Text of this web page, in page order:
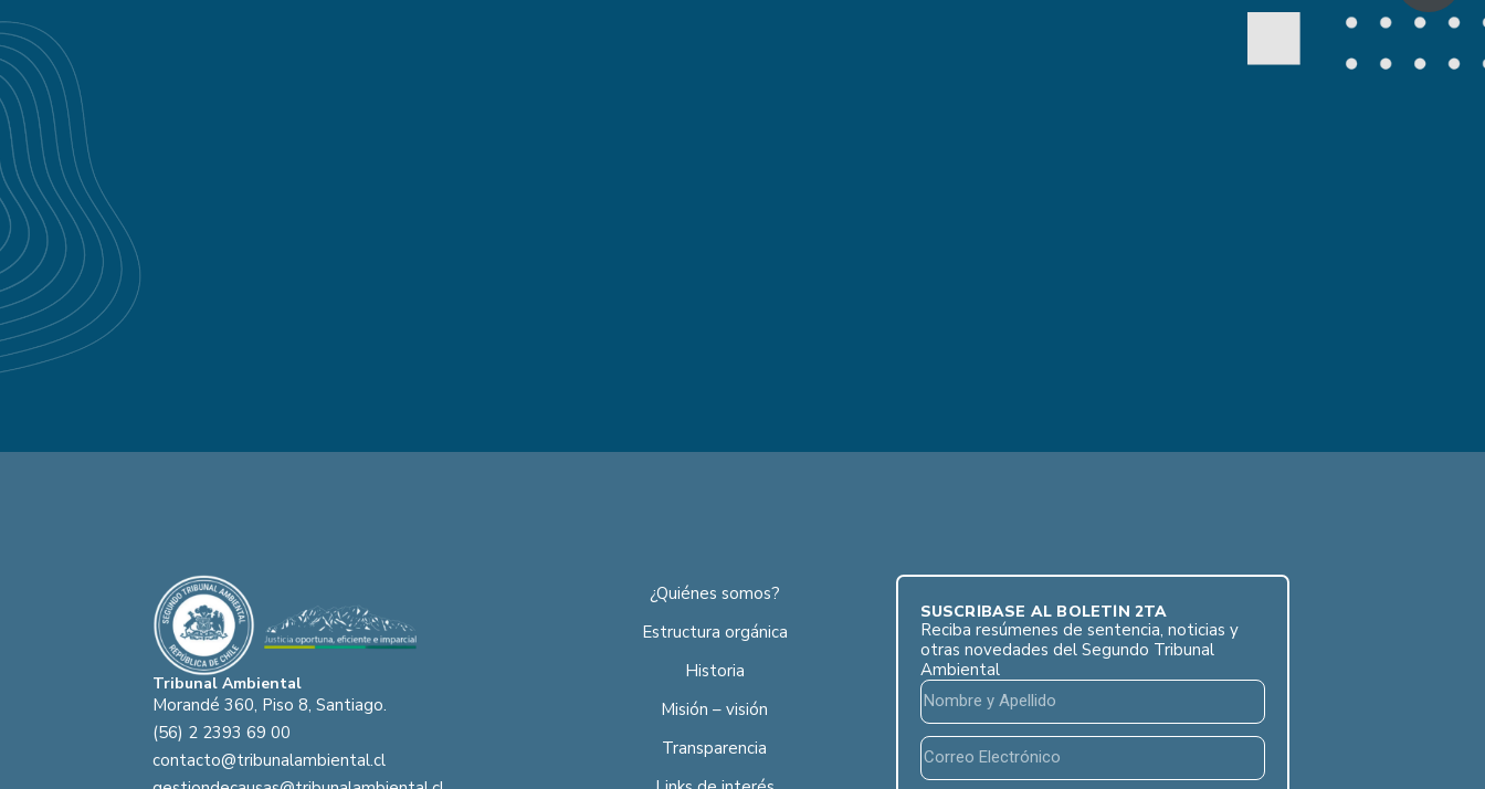
Tribunal Ambiental
Morandé 360, Piso 8, Santiago.
(56) 2 2393 69 00
contacto@tribunalambiental.cl
¿Quiénes somos?
Estructura orgánica
Historia
Misión – visión
Transparencia
SUSCRÍBASE AL BOLETÍN 2TA
Reciba resúmenes de sentencia, noticias y
otras novedades del Segundo Tribunal
Ambiental